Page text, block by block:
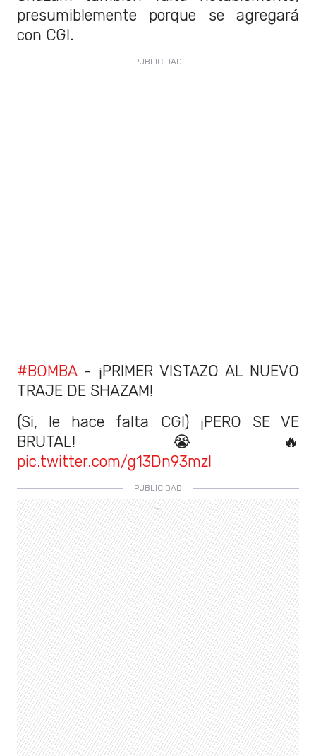
presumiblemente porque se agregará
con CGI.
#BOMBA- ¡PRIMER VISTAZO AL NUEVO
TRAJE DE SHAZAM!
(Si, le hace falta CGI) ¡PERO SE VE
BRUTAL! 😭🔥
pic.twitter.com/g13Dn93mzl